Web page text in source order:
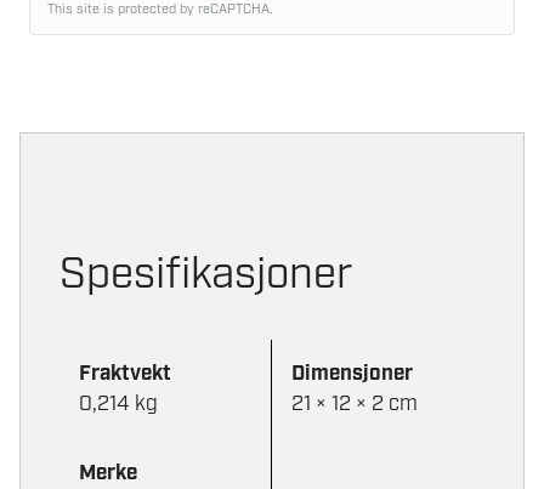
This site is protected by reCAPTCHA.
Spesifikasjoner
Fraktvekt
0,214 kg
Dimensjoner
21 × 12 × 2 cm
Merke